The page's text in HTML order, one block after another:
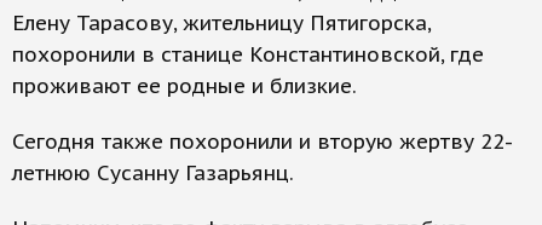
Елену Тарасову, жительницу Пятигорска,
похоронили в станице Константиновской, где
проживают ее родные и близкие.
Сегодня также похоронили и вторую жертву 22-
летнюю Сусанну Газарьянц.